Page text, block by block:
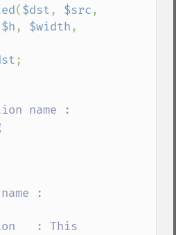
($dst , $src
$h , $width
;